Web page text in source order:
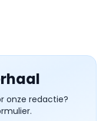
onze redactie?